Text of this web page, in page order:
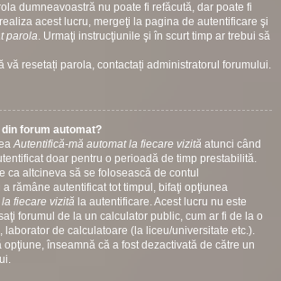
dumneavoastră nu poate fi refăcută, dar poate fi
acest lucru, mergeţi la pagina de autentificare şi
parola. Urmaţi instrucţiunile şi în scurt timp ar trebui să
vă resetați parola, contactați administratorul forumului.
forum automat?
Autentifică-mă automat la fiecare vizită atunci când
doar pentru o perioadă de timp prestabilită.
ca altcineva să se folosească de contul
rămâne autentificat tot timpul, bifaţi opţiunea
fiecare vizită la autentificare. Acest lucru nu este
forumul de la un calculator public, cum ar fi de la o
laborator de calculatoare (la liceu/universitate etc.).
opţiune, înseamnă că a fost dezactivată de către un